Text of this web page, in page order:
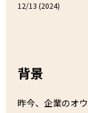
12/13 (2024)
背景
昨今、企業のオ